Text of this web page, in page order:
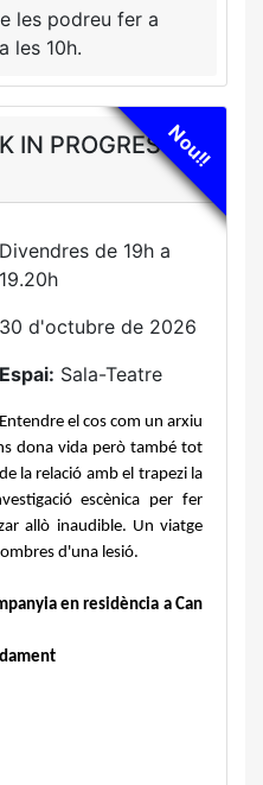
les podreu fer a
les 10h.
Nou!!
IN PROGRESS)
Divendres de 19h a
19.20h
30 d'octubre de 2026
Espai: Sala-Teatre
Entendre el cos com un arxiu
dona vida però també tot
la relació amb el trapezi la
escènica per fer
allò inaudible. Un viatge
d'una lesió.
en residència a Can